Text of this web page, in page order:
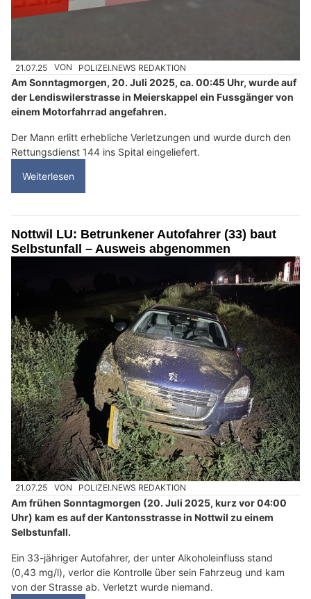
21.07.25 VON POLIZEI.NEWS REDAKTION
Am Sonntagmorgen, 20. Juli 2025, ca. 00:45 Uhr, wurde auf
der Lendiswilerstrasse in Meierskappel ein Fussgänger von
einem Motorfahrrad angefahren.
Der Mann erlitt erhebliche Verletzungen und wurde durch den
Rettungsdienst 144 ins Spital eingeliefert.
Weiterlesen
Nottwil LU: Betrunkener Autofahrer (33) baut
Selbstunfall – Ausweis abgenommen
21.07.25 VON POLIZEI.NEWS REDAKTION
Am frühen Sonntagmorgen (20. Juli 2025, kurz vor 04:00
Uhr) kam es auf der Kantonsstrasse in Nottwil zu einem
Selbstunfall.
Ein 33-jähriger Autofahrer, der unter Alkoholeinfluss stand
(0,43 mg/l), verlor die Kontrolle über sein Fahrzeug und kam
von der Strasse ab. Verletzt wurde niemand.